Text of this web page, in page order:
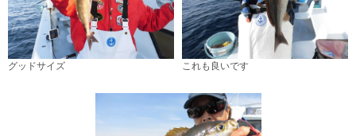
グッドサイズ これも良いです